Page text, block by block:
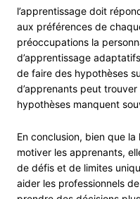
l’apprentissage doit
aux préférences de
préoccupations la
d’apprentissage
de faire des hypothèses
d’apprenants peut
hypothèses manquent
En conclusion, bien que
motiver les apprenants,
de défis et de limites
aider les professionnels